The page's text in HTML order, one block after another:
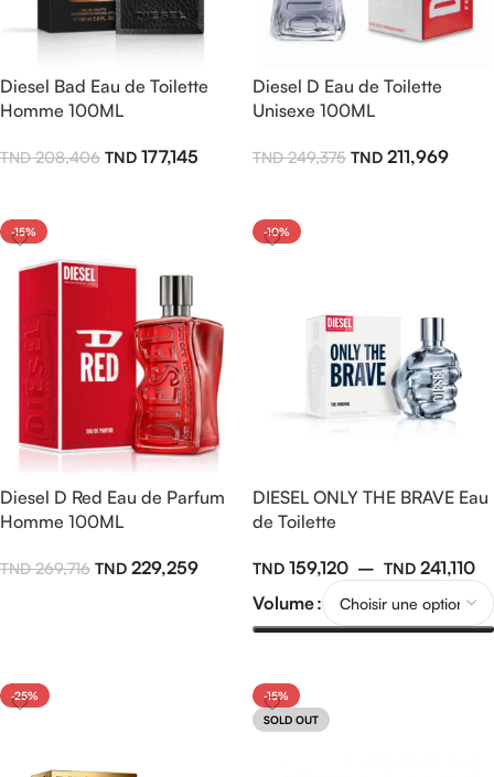
Diesel Bad Eau de Toilette
Homme 100ML
208,406 177,145
Diesel D Eau de Toilette
Unisexe 100ML
249,375 211,969
-15%
Diesel D Red Eau de Parfum
Homme 100ML
269,716 229,259
-10%
DIESEL ONLY THE BRAVE Eau
de Toilette
159,120 – 241,110
Volume
-25%
-15%
SOLD OUT